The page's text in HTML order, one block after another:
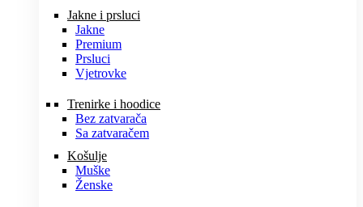
Jakne i prsluci
Jakne
Premium
Prsluci
Vjetrovke
Trenirke i hoodice
Bez zatvarača
Sa zatvaračem
Košulje
Muške
Ženske